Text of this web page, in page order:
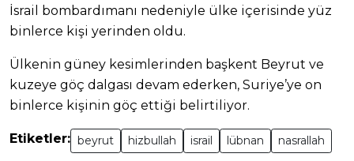
İsrail bombardımanı nedeniyle ülke içerisinde yüz
binlerce kişi yerinden oldu.
Ülkenin güney kesimlerinden başkent Beyrut ve
kuzeye göç dalgası devam ederken, Suriye’ye on
binlerce kişinin göç ettiği belirtiliyor.
Etiketler: beyrut hizbullah israil lübnan nasrallah